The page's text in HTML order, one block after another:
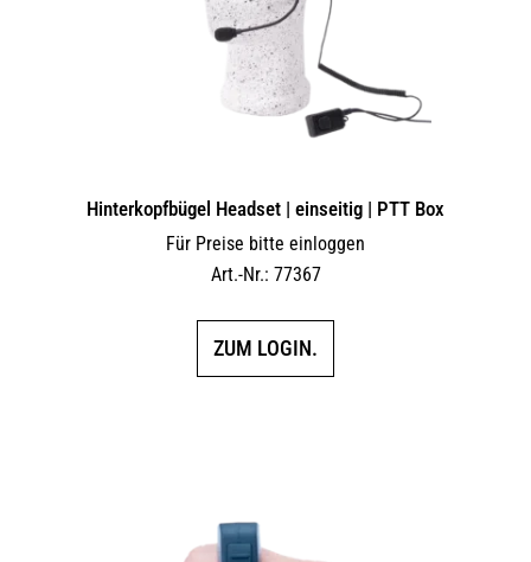
Hinterkopfbügel Headset | einseitig | PTT Box
Für Preise bitte einloggen
Art.-Nr.: 77367
ZUM LOGIN.